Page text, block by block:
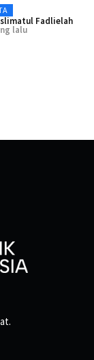
Fadlielah
lalu